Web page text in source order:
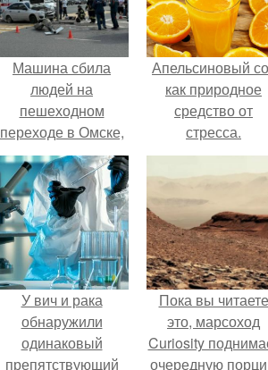
Машина сбила
людей на
пешеходном
переходе в Омске,
пострадали 8
человек.
Апельсиновый
как природное
средство от
стресса.
У вич и рака
обнаружили
одинаковый
препятствующий
Пока вы читаете
это, марсоход
Curiosity
очередную